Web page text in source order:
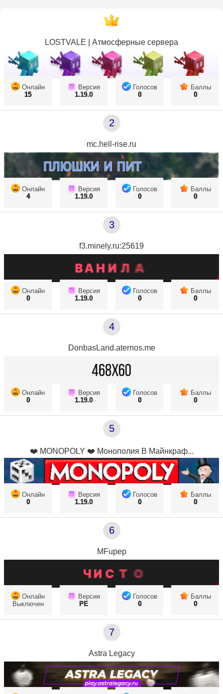
LOSTVALE | Атмосферные сервера
Онлайн
15
Версия
1.19.0
Голосов
0
Баллы
0
2
mc.hell-rise.ru
Онлайн
4
Версия
1.19.0
Голосов
0
Баллы
0
3
f3.minely.ru:25619
Онлайн
0
Версия
1.19.0
Голосов
0
Баллы
0
4
DonbasLand.aternos.me
Онлайн
0
Версия
1.19.0
Голосов
0
Баллы
0
5
❤️ MONOPOLY ❤️ Монополия В Майнкраф...
Онлайн
0
Версия
1.19.0
Голосов
0
Баллы
0
6
MFupep
Онлайн
Выключен
Версия
PE
Голосов
0
Баллы
0
7
Astra Legacy